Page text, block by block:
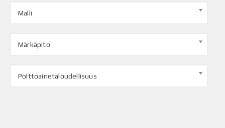
Malli
Märkäpito
Polttoainetaloudellisuus